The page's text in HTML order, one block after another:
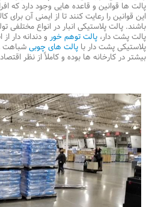
پالت ها قوانین و قاعده هایی وجود دارد که
این قوانین را رعایت کنند تا از ایمنی آن برای
باشند. پالت پلاستیکی انبار در انواع مختلفی
پالت پشت دار، پالت توهم خور و دندانه دار
پلاستیکی پشت دار با پالت های چوبیشباهت
بیشتر در کارخانه ها بوده و کاملاً از نظر